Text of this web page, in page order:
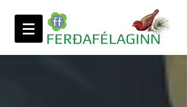
FERÐAFÉLAGINN